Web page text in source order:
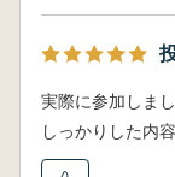
実際に参加しま
しっかりした内